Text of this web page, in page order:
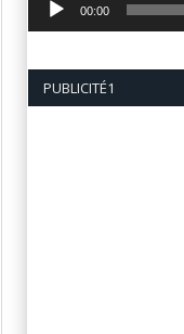
00:00
PUBLICITÉ1